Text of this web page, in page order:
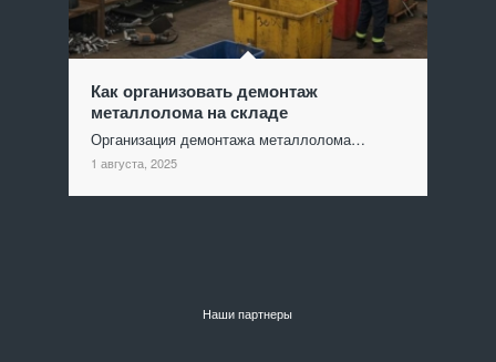
Как организовать демонтаж
металлолома на складе
Организация демонтажа металлолома…
1 августа, 2025
Наши партнеры